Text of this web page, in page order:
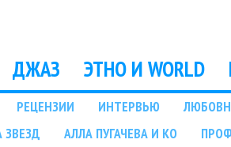
ДЖАЗ ЭТНО И WORLD
РЕЦЕНЗИИ ИНТЕРВЬЮ
ЗВЕЗД АЛЛА ПУГАЧЕВА И КО